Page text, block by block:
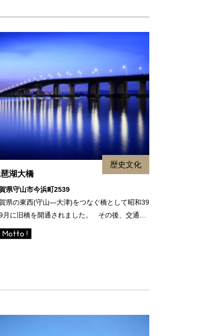
歴史文化
湖大橋
県守山市今浜町2539
県の東西(守山―大津)をつなぐ橋として昭和39
月に旧橋を開通されました。 その後、交通…